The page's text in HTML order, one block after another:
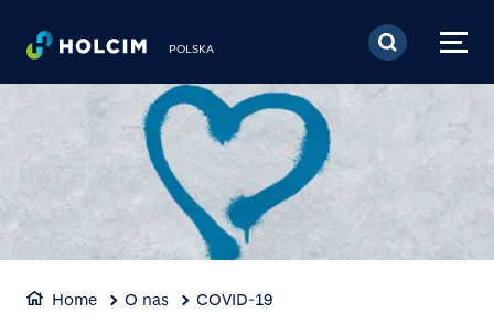
Przejdź do treści
POLSKA
Home O nas COVID-19